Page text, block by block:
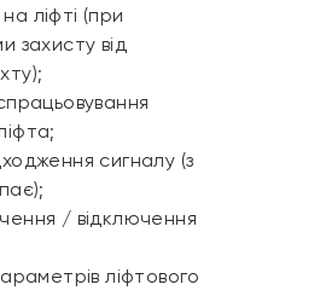
ліфті (при
захисту від
сигналу (з
/ відключення
ліфтового